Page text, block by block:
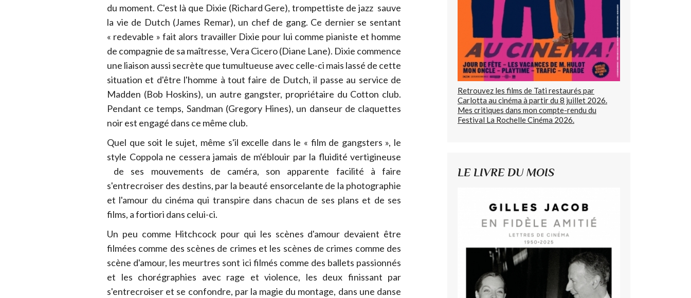
du moment. C'est là que Dixie (Richard Gere), trompettiste de jazz sauve
la vie de Dutch (James Remar), un chef de gang. Ce dernier se sentant
« redevable » fait alors travailler Dixie pour lui comme pianiste et homme
de compagnie de sa maîtresse, Vera Cicero (Diane Lane). Dixie commence
une liaison aussi secrète que tumultueuse avec celle-ci mais lassé de cette
situation et d'être l'homme à tout faire de Dutch, il passe au service de
Madden (Bob Hoskins), un autre gangster, propriétaire du Cotton club.
Pendant ce temps, Sandman (Gregory Hines), un danseur de claquettes
noir est engagé dans ce même club.
Quel que soit le sujet, même s'il excelle dans le « film de gangsters », le
style Coppola ne cessera jamais de m'éblouir par la fluidité vertigineuse
de ses mouvements de caméra, son apparente facilité à faire
s'entrecroiser des destins, par la beauté ensorcelante de la photographie
et l'amour du cinéma qui transpire dans chacun de ses plans et de ses
films, a fortiori dans celui-ci.
Un peu comme Hitchcock pour qui les scènes d'amour devaient être
filmées comme des scènes de crimes et les scènes de crimes comme des
scène d'amour, les meurtres sont ici filmés comme des ballets passionnés
et les chorégraphies avec rage et violence, les deux finissant par
s'entrecroiser et se confondre, par la magie du montage, dans une danse
Retrouvez les films de Tati restaurés par
Carlotta au cinéma à partir du 8 juillet 2026.
Mes critiques dans mon compte-rendu du
Festival La Rochelle Cinéma 2026.
LE LIVRE DU MOIS